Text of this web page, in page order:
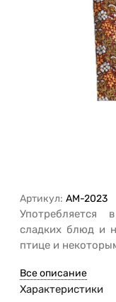
Артикул: AM-2023
Употребляется
сладких блюд и
птице и
Все описание
Характеристики